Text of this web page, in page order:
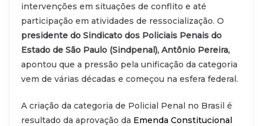
intervenções em situações de conflito e até
participação em atividades de ressocialização. O
presidente do Sindicato dos Policiais Penais do
Estado de São Paulo (Sindpenal), Antônio Pereira,
apontou que a pressão pela unificação da categoria
vem de várias décadas e começou na esfera federal.
A criação da categoria de Policial Penal no Brasil é
resultado da aprovação da Emenda Constitucional